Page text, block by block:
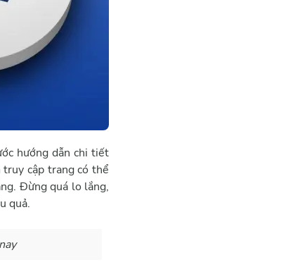
hướng dẫn chi tiết
cập trang có thể
Đừng quá lo lắng,
quả.